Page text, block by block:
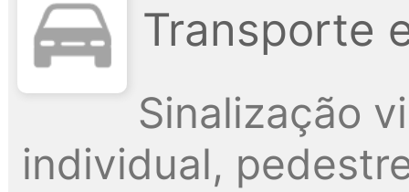
Transporte
Sinalização
individual,